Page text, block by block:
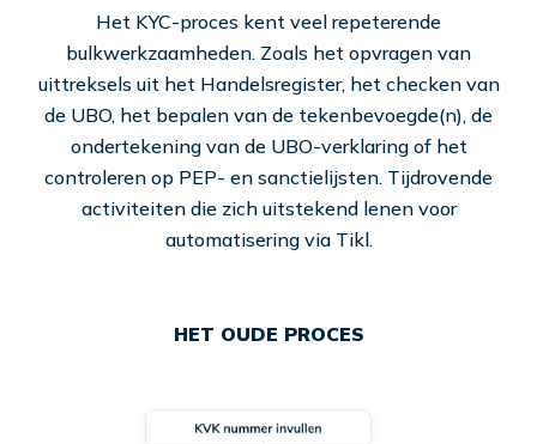
Het KYC-proces kent veel repeterende
bulkwerkzaamheden. Zoals het opvragen van
uittreksels uit het Handelsregister, het checken van
de UBO, het bepalen van de tekenbevoegde(n), de
ondertekening van de UBO-verklaring of het
controleren op PEP- en sanctielijsten. Tijdrovende
activiteiten die zich uitstekend lenen voor
automatisering via Tikl.
HET OUDE PROCES